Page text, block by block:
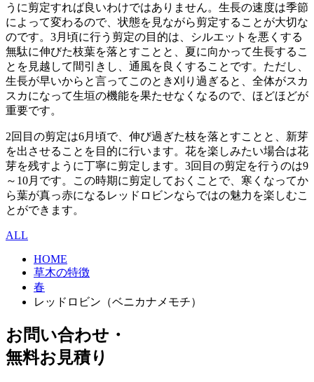
うに剪定すれば良いわけではありません。生長の速度は季節
によって変わるので、状態を見ながら剪定することが大切な
のです。3月頃に行う剪定の目的は、シルエットを悪くする
無駄に伸びた枝葉を落とすことと、夏に向かって生長するこ
とを見越して間引きし、通風を良くすることです。ただし、
生長が早いからと言ってこのとき刈り過ぎると、全体がスカ
スカになって生垣の機能を果たせなくなるので、ほどほどが
重要です。
2回目の剪定は6月頃で、伸び過ぎた枝を落とすことと、新芽
を出させることを目的に行います。花を楽しみたい場合は花
芽を残すように丁寧に剪定します。3回目の剪定を行うのは9
～10月です。この時期に剪定しておくことで、寒くなってか
ら葉が真っ赤になるレッドロビンならではの魅力を楽しむこ
とができます。
ALL
HOME
草木の特徴
春
レッドロビン（ベニカナメモチ）
お問い合わせ・
無料お見積り